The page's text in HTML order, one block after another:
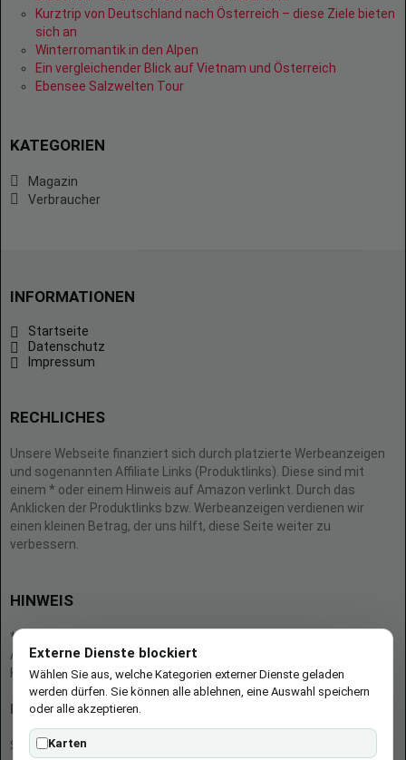
Kurztrip von Deutschland nach Österreich – diese Ziele bieten
sich an
Winterromantik in den Alpen
Ein vergleichender Blick auf Vietnam und Österreich
Ebensee Salzwelten Tour
KATEGORIEN
Magazin
Verbraucher
INFORMATIONEN
Startseite
Datenschutz
Impressum
RECHLICHES
Unsere Webseite finanziert sich durch platzierte Werbeanzeigen
und sogenannten Affiliate Links (Produktlinks). Diese sind mit
einem * oder einem Hinweis auf Amazon verlinkt. Durch das
Anklicken der Produktlinks bzw. Werbeanzeigen verdienen wir
einen kleinen Betrag, der uns hilft, diese Seite weiter zu
verbessern.
HINWEIS
* = Afilliate-Link (=Werbung)
Als Amazon-Partner verdient der Seitenbetreiber an qualifizierten
Käufen.
Hinweis zu Preisen und Verfügbarkeiten
Sofern Produktpreise und Verfügbarkeiten angezeigt werden,
Externe Dienste blockiert
Wählen Sie aus, welche Kategorien externer Dienste geladen
werden dürfen. Sie können alle ablehnen, eine Auswahl speichern
oder alle akzeptieren.
Karten